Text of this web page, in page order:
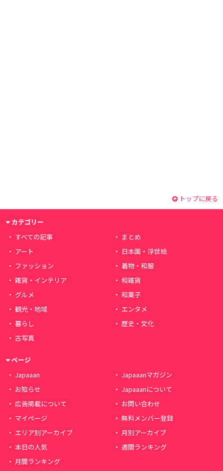
トップに戻る
カテゴリー
すべての記事
まとめ
アート
日本画・浮世絵
ファッション
着物・和服
雑貨・インテリア
和雑貨
グルメ
和菓子
観光・地域
エンタメ
暮らし
歴史・文化
古写真
ページ
Japaaan
Japaaanマガジン
お知らせ
Japaaanについて
広告掲載について
お問い合わせ
マイページ
無料メンバー登録
エリア別アーカイブ
月別アーカイブ
本日の人気
週間ランキング
月間ランキング